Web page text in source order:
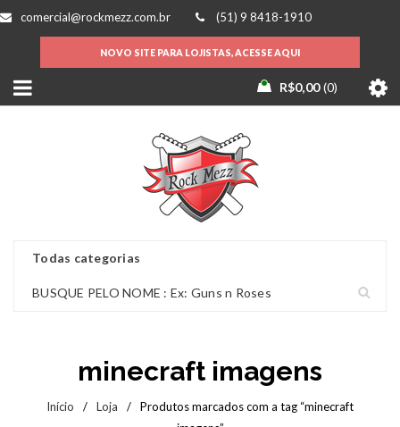
comercial@rockmezz.com.br (51) 9 8418-1910
NOVO SITE PARA LOJISTAS, ACESSE AQUI
R$0,00 0
minecraft imagens
Início / Loja /
Produtos marcados com a tag “minecraft